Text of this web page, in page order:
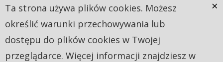
Ta strona używa plików cookies. Możesz
określić warunki przechowywania lub
dostępu do plików cookies w Twojej
przeglądarce. Więcej informacji znajdziesz w
×